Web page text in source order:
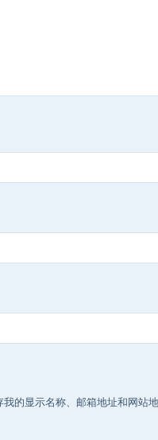
我的显示名称、邮箱地址和网站